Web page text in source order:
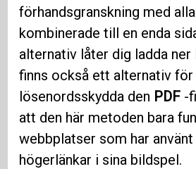
förhandsgranskning med
kombinerade till en enda
alternativ låter dig ladda ner
finns också ett alternativ
lösenordsskydda den PDF -
att den här metoden bara
webbplatser som har
högerlänkar i sina bildspel.